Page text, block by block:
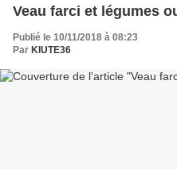
Veau farci et légumes
Publié le 10/11/2018 à 08:23
Par KIUTE36